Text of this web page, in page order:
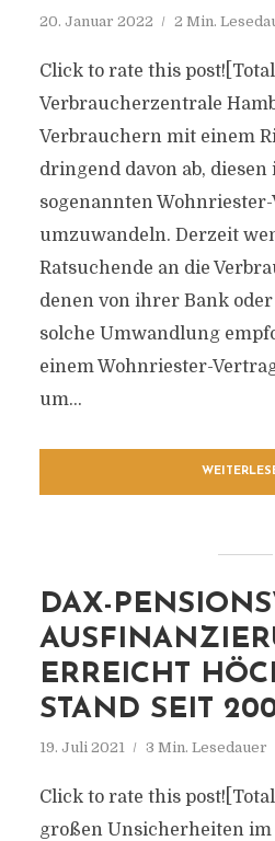
20. Januar 2022 2 Min.
Click to rate this
Verbraucherzentrale
Verbrauchern mit einem
dringend davon ab, diesen
sogenannten
umzuwandeln. Derzeit
Ratsuchende an die
denen von ihrer Bank oder
solche Umwandlung
einem Wohnriester-
um...
DAX-
ERREICHT
STAND SEIT
19. Juli 2021 3 Min. Lesedauer
Click to rate this
großen Unsicherheiten